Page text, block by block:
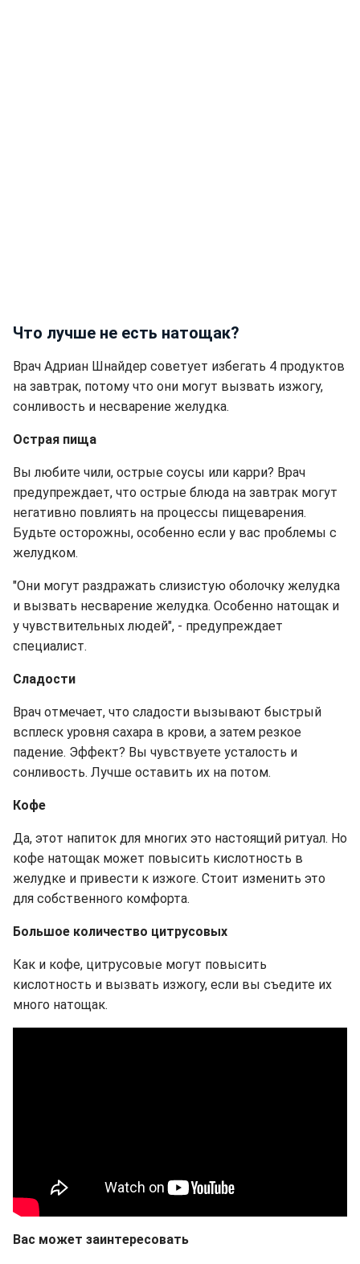
Что лучше не есть натощак?
Врач Адриан Шнайдер советует избегать 4 продуктов
на завтрак, потому что они могут вызвать изжогу,
сонливость и несварение желудка.
Острая пища
Вы любите чили, острые соусы или карри? Врач
предупреждает, что острые блюда на завтрак могут
негативно повлиять на процессы пищеварения.
Будьте осторожны, особенно если у вас проблемы с
желудком.
"Они могут раздражать слизистую оболочку желудка
и вызвать несварение желудка. Особенно натощак и
у чувствительных людей", - предупреждает
специалист.
Сладости
Врач отмечает, что сладости вызывают быстрый
всплеск уровня сахара в крови, а затем резкое
падение. Эффект? Вы чувствуете усталость и
сонливость. Лучше оставить их на потом.
Кофе
Да, этот напиток для многих это настоящий ритуал. Но
кофе натощак может повысить кислотность в
желудке и привести к изжоге. Стоит изменить это
для собственного комфорта.
Большое количество цитрусовых
Как и кофе, цитрусовые могут повысить
кислотность и вызвать изжогу, если вы съедите их
много натощак.
Вас может заинтересовать